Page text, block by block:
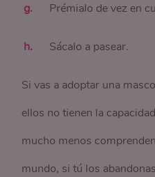
Prémialo de vez en
Sácalo a pasear.
Si vas a adoptar una
ellos no tienen la
mucho menos
mundo, si tú los